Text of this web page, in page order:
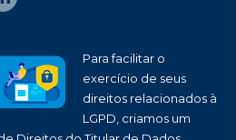
Para facilitar o
exercício de seus
direitos relacionados à
LGPD, criamos um